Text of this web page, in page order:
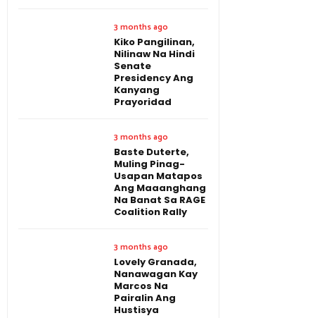
3 months ago
Kiko Pangilinan,
Nilinaw Na Hindi
Senate
Presidency Ang
Kanyang
Prayoridad
3 months ago
Baste Duterte,
Muling Pinag-
Usapan Matapos
Ang Maaanghang
Na Banat Sa RAGE
Coalition Rally
3 months ago
Lovely Granada,
Nanawagan Kay
Marcos Na
Pairalin Ang
Hustisya